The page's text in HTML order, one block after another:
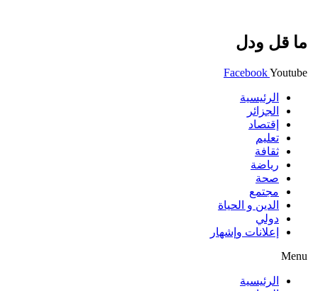
ما قل ودل
FacebookYoutube
الرئيسية
الجزائر
إقتصاد
تعليم
ثقافة
رياضة
صحة
مجتمع
الدين و الحياة
دولي
إعلانات وإشهار
Menu
الرئيسية